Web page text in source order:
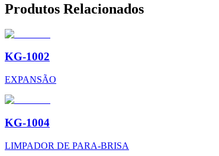
Produtos Relacionados
KG-1002
EXPANSÃO
KG-1004
LIMPADOR DE PARA-BRISA